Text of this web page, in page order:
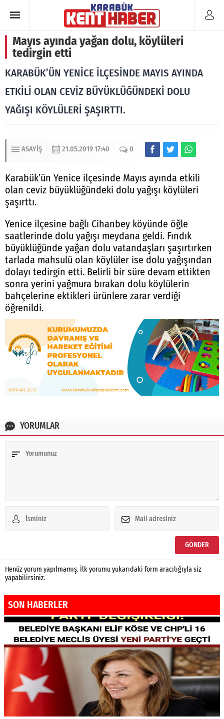
Mayıs ayında yağan dolu, köylüleri
tedirgin etti
KARABÜK’ÜN YENİCE İLÇESİNDE MAYIS AYINDA
ETKİLİ OLAN CEVİZ BÜYÜKLÜĞÜNDEKİ DOLU
YAĞIŞI KÖYLÜLERİ ŞAŞIRTTI.
ASAYIŞ 21.05.2019 17:40 0
Karabük’ün Yenice ilçesinde Mayıs ayında etkili
olan ceviz büyüklüğündeki dolu yağışı köylüleri
şaşırttı.
Yenice ilçesine bağlı Cihanbey köyünde öğle
saatlerinde dolu yağışı meydana geldi. Fındık
büyüklüğünde yağan dolu vatandaşları şaşırtırken
tarlada mahsulü olan köylüler ise dolu yağışından
dolayı tedirgin etti. Belirli bir süre devam ettikten
sonra yerini yağmura bırakan dolu köylülerin
bahçelerine ektikleri ürünlere zarar verdiği
öğrenildi.
YORUMLAR
Henüz yorum yapılmamış. İlk yorumu yukarıdaki form aracılığıyla siz
yapabilirsiniz.
SON HABERLER